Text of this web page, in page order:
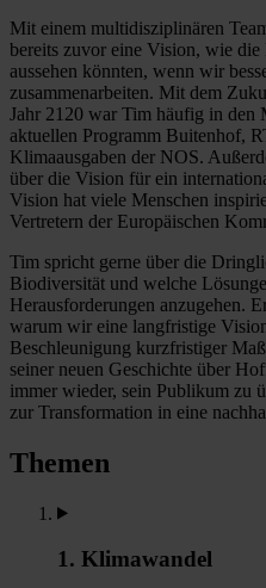
Mit einem multidisziplinären
bereits zuvor eine Vision, wie
aussehen könnten, wenn wir
zusammenarbeiten. Mit dem
Jahr 2120 war Tim häufig in den
aktuellen Programm Buitenhof,
Klimaausgaben der NOS.
über die Vision für ein
Vision hat viele Menschen
Vertretern der Europäischen
Tim spricht gerne über die
Biodiversität und welche
Herausforderungen anzugehen.
warum wir eine langfristige
Beschleunigung kurzfristiger
seiner neuen Geschichte über
immer wieder, sein Publikum zu
zur Transformation in eine
Themen
1. Klimawandel